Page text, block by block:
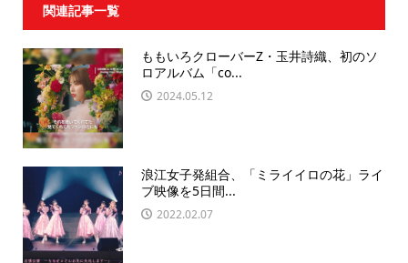
関連記事一覧
ももいろクローバーZ・玉井詩織、初のソ
ロアルバム「co...
2024.05.12
浪江女子発組合、「ミライイロの花」ライ
ブ映像を5日間...
2022.02.07